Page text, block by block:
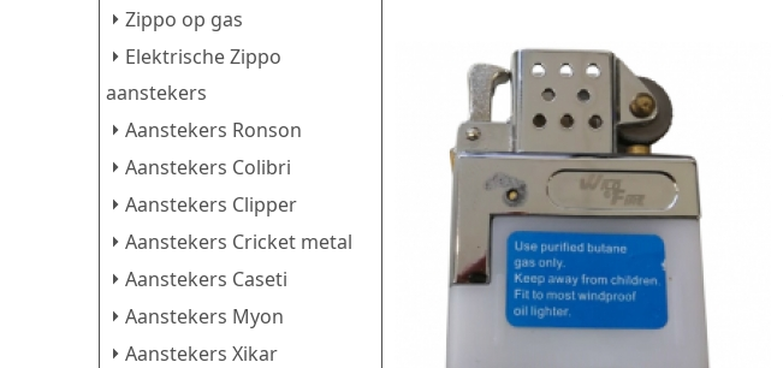
Zippo op gas
Elektrische Zippo
aanstekers
Aanstekers Ronson
Aanstekers Colibri
Aanstekers Clipper
Aanstekers Cricket metal
Aanstekers Caseti
Aanstekers Myon
Aanstekers Xikar